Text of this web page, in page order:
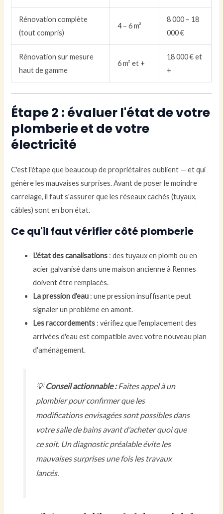
Rénovation complète
(tout compris)
4 – 6 m²
8 000 – 18
000 €
Rénovation sur mesure
haut de gamme
6 m² et +
18 000 € et
+
Étape 2 : évaluer l'état de votre
plomberie et de votre
électricité
C'est l'étape que beaucoup de propriétaires oublient — et qui
génère les mauvaises surprises. Avant de poser le moindre
carrelage, il faut s'assurer que les réseaux cachés (tuyaux,
câbles) sont en bon état.
Ce qu'il faut vérifier côté plomberie
L'état des canalisations : des tuyaux en plomb ou en
acier galvanisé dans une maison ancienne à Rennes
doivent être remplacés.
La pression d'eau : une pression insuffisante peut
signaler un problème en amont.
Les raccordements : vérifiez que l'emplacement des
arrivées d'eau est compatible avec votre nouveau plan
d'aménagement.
💡Conseil actionnable :Faites appel à un
plombier pour confirmer que les
modifications envisagées sont possibles dans
votre salle de bains avant d'acheter quoi que
ce soit. Un diagnostic préalable évite les
mauvaises surprises une fois les travaux
lancés.